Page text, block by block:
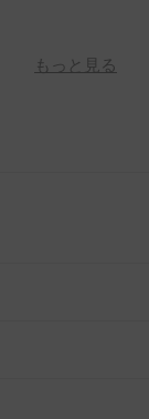
もっと見る